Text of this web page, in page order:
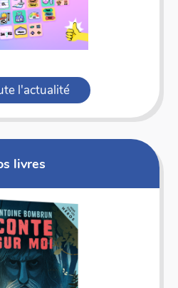
l'actualité
livres